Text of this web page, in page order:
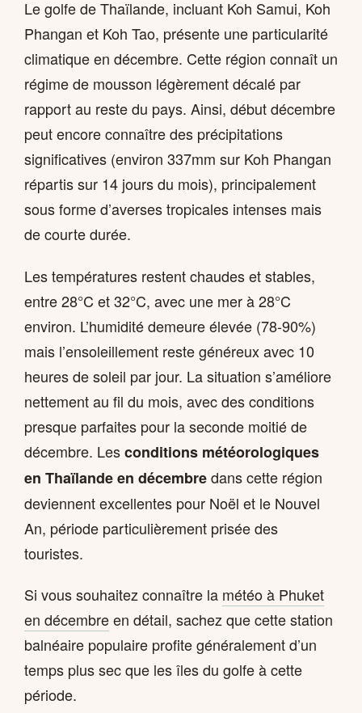
Le golfe de Thaïlande, incluant Koh Samui, Koh
Phangan et Koh Tao, présente une particularité
climatique en décembre. Cette région connaît un
régime de mousson légèrement décalé par
rapport au reste du pays. Ainsi, début décembre
peut encore connaître des précipitations
significatives (environ 337mm sur Koh Phangan
répartis sur 14 jours du mois), principalement
sous forme d’averses tropicales intenses mais
de courte durée.
Les températures restent chaudes et stables,
entre 28°C et 32°C, avec une mer à 28°C
environ. L’humidité demeure élevée (78-90%)
mais l’ensoleillement reste généreux avec 10
heures de soleil par jour. La situation s’améliore
nettement au fil du mois, avec des conditions
presque parfaites pour la seconde moitié de
décembre. Lesconditions météorologiques
en Thaïlande en décembredans cette région
deviennent excellentes pour Noël et le Nouvel
An, période particulièrement prisée des
touristes.
Si vous souhaitez connaître la météo à Phuket
en décembreen détail, sachez que cette station
balnéaire populaire profite généralement d’un
temps plus sec que les îles du golfe à cette
période.